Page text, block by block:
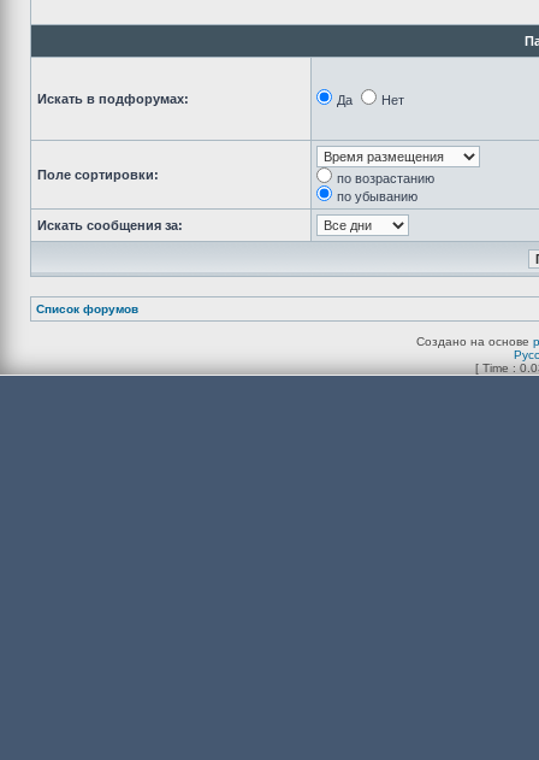
Искать в подфорумах: Да Нет
Поле сортировки:
по возрастанию
по убыванию
Искать сообщения за:
Список форумов
Создано на основе
[ Time :